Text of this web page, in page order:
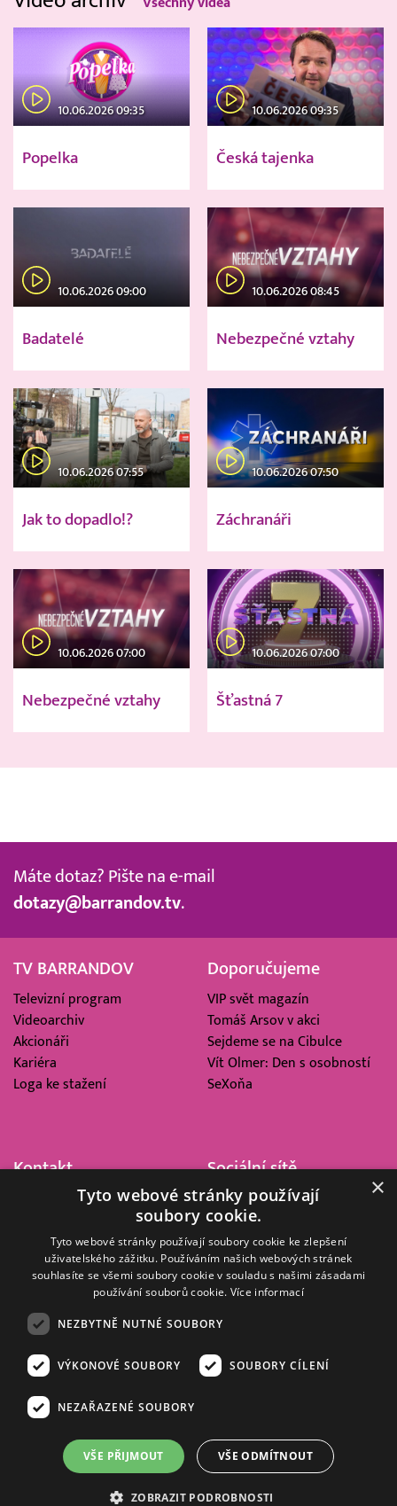
10.06.2026 09:35
Popelka
10.06.2026 09:35
Česká tajenka
10.06.2026 09:00
Badatelé
10.06.2026 08:45
Nebezpečné vztahy
10.06.2026 07:55
Jak to dopadlo!?
10.06.2026 07:50
Záchranáři
10.06.2026 07:00
Nebezpečné vztahy
10.06.2026 07:00
Šťastná 7
Máte dotaz? Pište na e-mail
dotazy@barrandov.tv.
TV BARRANDOV
Televizní program
Videoarchiv
Akcionáři
Kariéra
Loga ke stažení
Doporučujeme
VIP svět magazín
Tomáš Arsov v akci
Sejdeme se na Cibulce
Vít Olmer: Den s osobností
SeXoňa
Kontakt
Barrandov Televizní Studio,
Kříženeckého nám. 322
152 00 Praha 5
IČ 416 93 311
Sociální sítě
© 2008–2026 EMPRESA MEDIA, a.s. Všechna práva vyhrazena.
Zásady ochrany osobních a dalších zpracovávaných údajů
Informace o měření sledovanosti videa ve video archivu
Nielsen Digital Measurement
. Využíváme grafické podklady z
depositphotos.com .
×
Tyto webové stránky používají
soubory cookie.
Tyto webové stránky používají soubory cookie ke zlepšení
uživatelského zážitku. Používáním našich webových stránek
souhlasíte se všemi soubory cookie v souladu s našimi zásadami
používání souborů cookie. Více informací
NEZBYTNĚ NUTNÉ SOUBORY
VÝKONOVÉ SOUBORY SOUBORY CÍLENÍ
NEZAŘAZENÉ SOUBORY
VŠE PŘIJMOUT VŠE ODMÍTNOUT
ZOBRAZIT PODROBNOSTI